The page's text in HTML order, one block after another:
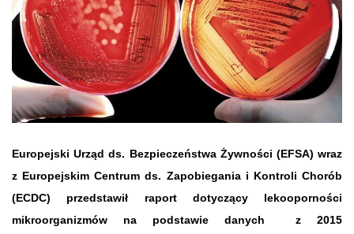
Europejski Urząd ds. Bezpieczeństwa Żywności (EFSA) wraz
z Europejskim Centrum ds. Zapobiegania i Kontroli Chorób
(ECDC) przedstawił raport dotyczący lekooporności
mikroorganizmów na podstawie danych z 2015